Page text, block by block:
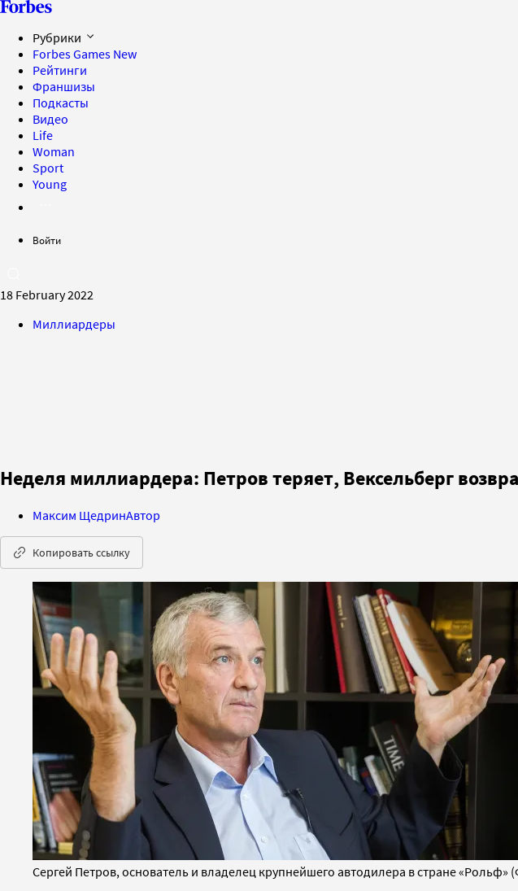
Рубрики
Forbes Games New
Рейтинги
Франшизы
Подкасты
Видео
Life
Woman
Sport
Young
Войти
18 February 2022
Миллиардеры
Неделя миллиардера: Петров теряет, Вексельберг
Максим ЩедринАвтор
Копировать ссылку
Сергей Петров, основатель и владелец крупнейшего автодилера в стране